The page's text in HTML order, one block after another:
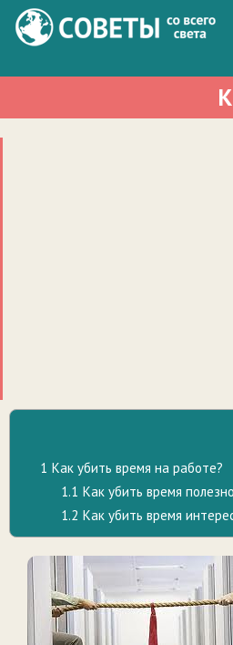
1 Как убить время на работе?
1.1 Как убить время
1.2 Как убить время